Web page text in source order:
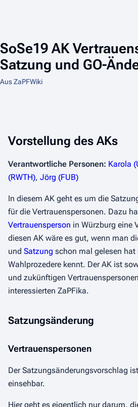
SoSe19 AK
Satzung und GO-
Aus ZaPFWiki
Vorstellung des AKs
Verantwortliche Personen: Karola
(RWTH), Jörg (FUB)
In diesem AK geht es um die
für die Vertrauenspersonen. Dazu
Vertrauensperson in Würzburg eine
diesen AK wäre es gut, wenn man
und Satzung schon mal gelesen
Wahlprozedere kennt. Der AK ist
und zukünftigen
interessierten ZaPFika.
Satzungsänderung
Vertrauenspersonen
Der Satzungsänderungsvorschlag
einsehbar.
Hier geht es eigentlich nur darum,